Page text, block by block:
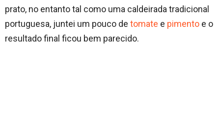
prato, no entanto tal como uma caldeirada tradicional
portuguesa, juntei um pouco de tomate e pimento e o
resultado final ficou bem parecido.